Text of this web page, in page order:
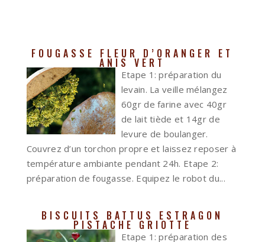
FOUGASSE FLEUR D’ORANGER ET
ANIS VERT
Etape 1: préparation du
levain. La veille mélangez
60gr de farine avec 40gr
de lait tiède et 14gr de
levure de boulanger.
Couvrez d’un torchon propre et laissez reposer à
température ambiante pendant 24h. Etape 2:
préparation de fougasse. Equipez le robot du...
BISCUITS BATTUS ESTRAGON
PISTACHE GRIOTTE
Etape 1: préparation des